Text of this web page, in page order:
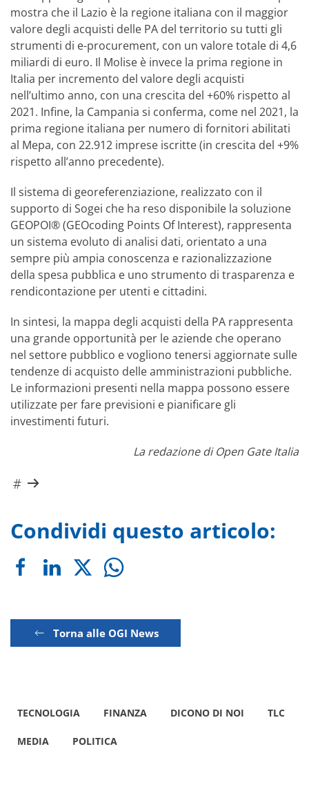
mostra che il Lazio è la regione italiana con il maggior
valore degli acquisti delle PA del territorio su tutti gli
strumenti di e-procurement, con un valore totale di 4,6
miliardi di euro. Il Molise è invece la prima regione in
Italia per incremento del valore degli acquisti
nell’ultimo anno, con una crescita del +60% rispetto al
2021. Infine, la Campania si conferma, come nel 2021, la
prima regione italiana per numero di fornitori abilitati
al Mepa, con 22.912 imprese iscritte (in crescita del +9%
rispetto all’anno precedente).
Il sistema di georeferenziazione, realizzato con il
supporto di Sogei che ha reso disponibile la soluzione
GEOPOI® (GEOcoding Points Of Interest), rappresenta
un sistema evoluto di analisi dati, orientato a una
sempre più ampia conoscenza e razionalizzazione
della spesa pubblica e uno strumento di trasparenza e
rendicontazione per utenti e cittadini.
In sintesi, la mappa degli acquisti della PA rappresenta
una grande opportunità per le aziende che operano
nel settore pubblico e vogliono tenersi aggiornate sulle
tendenze di acquisto delle amministrazioni pubbliche.
Le informazioni presenti nella mappa possono essere
utilizzate per fare previsioni e pianificare gli
investimenti futuri.
La redazione di Open Gate Italia
Condividi questo articolo:
Torna alle OGI News
TECNOLOGIA FINANZA DICONO DI NOI TLC
MEDIA POLITICA